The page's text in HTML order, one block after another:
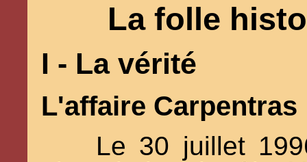
La folle
I - La vérité
L'affaire Carpentras
Le 30 juillet